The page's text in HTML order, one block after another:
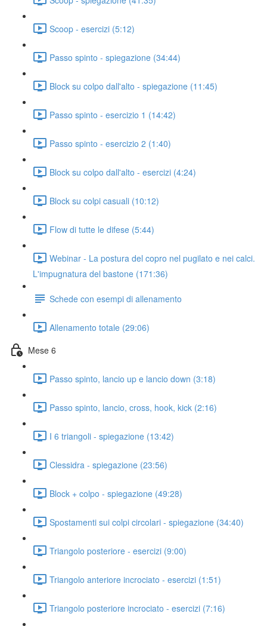
Scoop - esercizi (5:12)
Passo spinto - spiegazione (34:44)
Block su colpo dall'alto - spiegazione (11:45)
Passo spinto - esercizio 1 (14:42)
Passo spinto - esercizio 2 (1:40)
Block su colpo dall'alto - esercizi (4:24)
Block su colpi casuali (10:12)
Flow di tutte le difese (5:44)
Webinar - La postura del copro nel pugilato e nei calci.
L'impugnatura del bastone (171:36)
Schede con esempi di allenamento
Allenamento totale (29:06)
Mese 6
Passo spinto, lancio up e lancio down (3:18)
Passo spinto, lancio, cross, hook, kick (2:16)
I 6 triangoli - spiegazione (13:42)
Clessidra - spiegazione (23:56)
Block + colpo - spiegazione (49:28)
Spostamenti sui colpi circolari - spiegazione (34:40)
Triangolo posteriore - esercizi (9:00)
Triangolo anteriore incrociato - esercizi (1:51)
Triangolo posteriore incrociato - esercizi (7:16)